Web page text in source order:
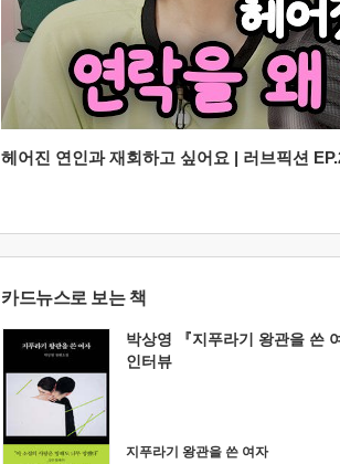
헤어진 연인과 재회하고 싶어요 | 러브픽션
카드뉴스로 보는 책
박상영 『지푸라기 왕관을 쓴
인터뷰
지푸라기 왕관을 쓴 여자